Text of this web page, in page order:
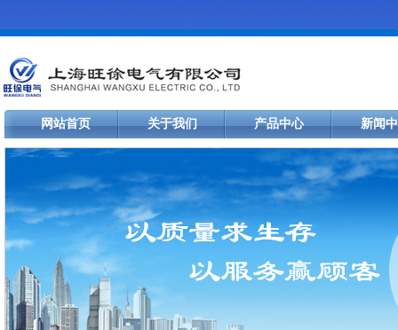
网站首页 关于我们 产品中心 新闻